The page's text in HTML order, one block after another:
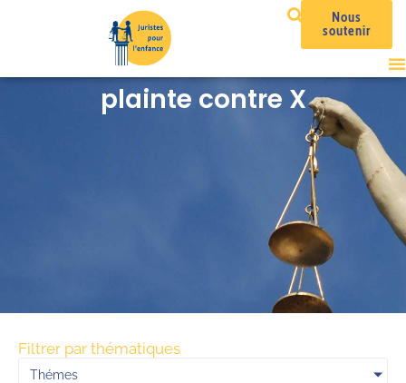
Nous
soutenir
plainte contre X
Filtrer par thématiques
Thémes